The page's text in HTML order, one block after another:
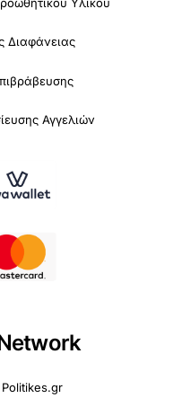
Διαφάνειας
Αγγελιών
Politikes.gr